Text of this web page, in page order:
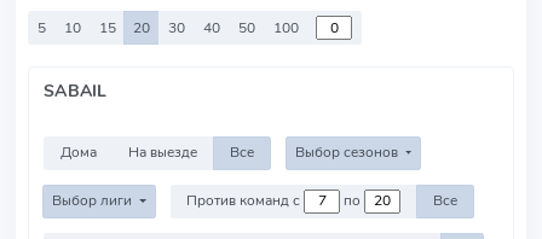
5 10 15 20 30 40 50 100
SABAIL
Дома На выезде Все Выбор сезонов
Выбор лиги Против команд с по Все